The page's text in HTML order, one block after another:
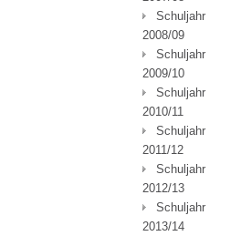
Schuljahr
2008/09
Schuljahr
2009/10
Schuljahr
2010/11
Schuljahr
2011/12
Schuljahr
2012/13
Schuljahr
2013/14